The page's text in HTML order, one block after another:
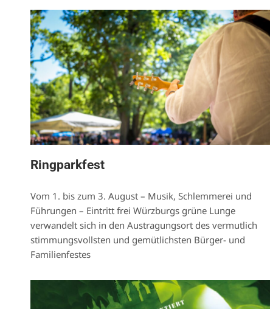
Ringparkfest
Vom 1. bis zum 3. August – Musik, Schlemmerei und
Führungen – Eintritt frei Würzburgs grüne Lunge
verwandelt sich in den Austragungsort des vermutlich
stimmungsvollsten und gemütlichsten Bürger- und
Familienfestes